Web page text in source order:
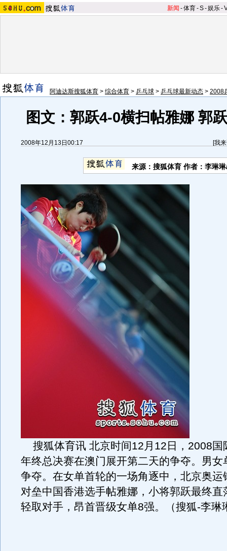
新闻 -体育-S-娱乐-
阿迪达斯搜狐体育 > 综合体育 > 乒乓球 > 乒乓球最新动态 > 2008
图文：郭跃4-0横扫帖雅娜 郭
2008年12月13日00:17 [我
来源：搜狐体育 作者：李琳
搜狐体育讯 北京时间12月12日，2008国
年终总决赛在澳门展开第二天的争夺。男女
争夺。在女单首轮的一场角逐中，北京奥运
对垒中国香港选手帖雅娜，小将郭跃最终直
轻取对手，昂首晋级女单8强。（搜狐-李琳